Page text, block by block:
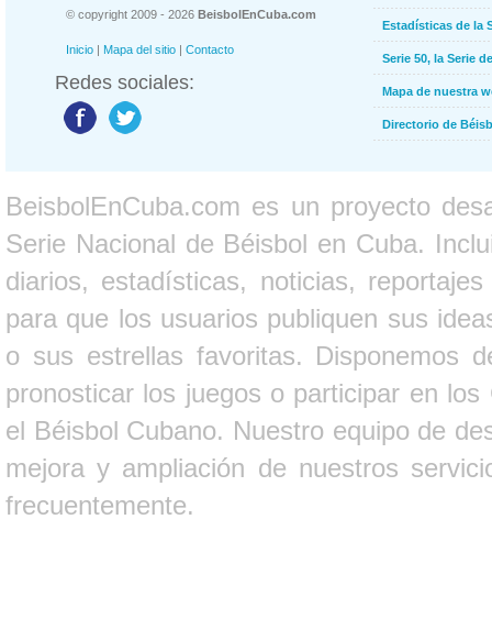
© copyright 2009 - 2026 BeisbolEnCuba.com
Inicio | Mapa del sitio | Contacto
Redes sociales:
Estadísticas de la
Serie 50, la Serie
Mapa de nuestra
Directorio de
BeisbolEnCuba.com es un proyecto
Serie Nacional de Béisbol en Cuba.
diarios, estadísticas, noticias,
para que los usuarios publiquen sus
o sus estrellas favoritas. Disponemos
pronosticar los juegos o participar en
el Béisbol Cubano. Nuestro equipo de
mejora y ampliación de nuestros
frecuentemente.